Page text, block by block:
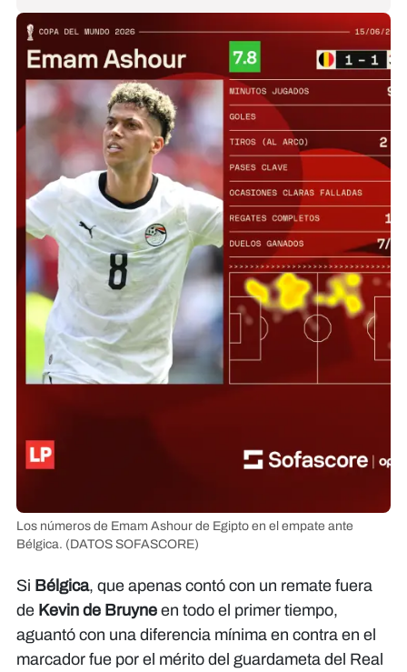
Los números de Emam Ashour de Egipto en el empate ante
Bélgica. (DATOS SOFASCORE)
Si Bélgica, que apenas contó con un remate fuera
de Kevin de Bruyne en todo el primer tiempo,
aguantó con una diferencia mínima en contra en el
marcador fue por el mérito del guardameta del Real